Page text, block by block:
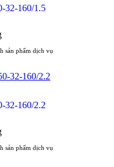
32-160/1.5
sản phẩm dịch vụ
32-160/2.2
sản phẩm dịch vụ